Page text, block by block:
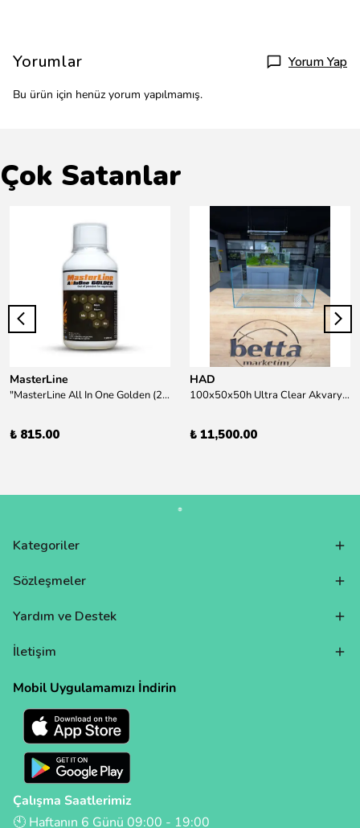
Yorumlar Yorum Yap
Bu ürün için henüz yorum yapılmamış.
Çok Satanlar
MasterLine
"MasterLine All In One Golden (200 ml) Daha yüksek zorluk derecesine sahip bitkiler için Özel formül Tam Besin "
₺ 815.00
HAD
100x50x50h Ultra Clear Akvaryum 10mm 90derece Birleşim /Sadece Otobüs Kargosu ile Gönderim Yapılır !
₺ 11,500.00
Kategoriler
Sözleşmeler
Yardım ve Destek
İletişim
Mobil Uygulamamızı İndirin
Çalışma Saatlerimiz
🕙 Haftanın 6 Günü 09:00 - 19:00